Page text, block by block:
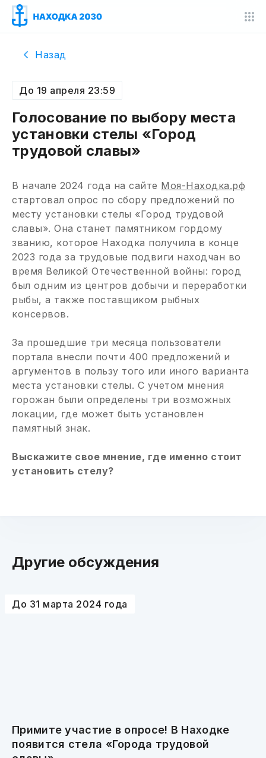
Назад
До 19 апреля 23:59
Голосование по выбору места
установки стелы «Город
трудовой славы»
В начале 2024 года на сайте Моя-Находка.рф
стартовал опрос по сбору предложений по
месту установки стелы «Город трудовой
славы». Она станет памятником гордому
званию, которое Находка получила в конце
2023 года за трудовые подвиги находчан во
время Великой Отечественной войны: город
был одним из центров добычи и переработки
рыбы, а также поставщиком рыбных
консервов.
За прошедшие три месяца пользователи
портала внесли почти 400 предложений и
аргументов в пользу того или иного варианта
места установки стелы. С учетом мнения
горожан были определены три возможных
локации, где может быть установлен
памятный знак.
Выскажите свое мнение, где именно стоит
установить стелу?
Другие обсуждения
До 31 марта 2024 года
Примите участие в опросе! В Находке
появится стела «Города трудовой